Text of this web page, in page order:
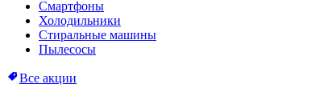
Смартфоны
Холодильники
Стиральные машины
Пылесосы
Все акции